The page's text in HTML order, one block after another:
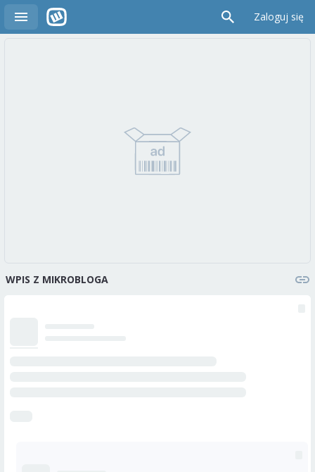
Zaloguj się
WPIS Z MIKROBLOGA